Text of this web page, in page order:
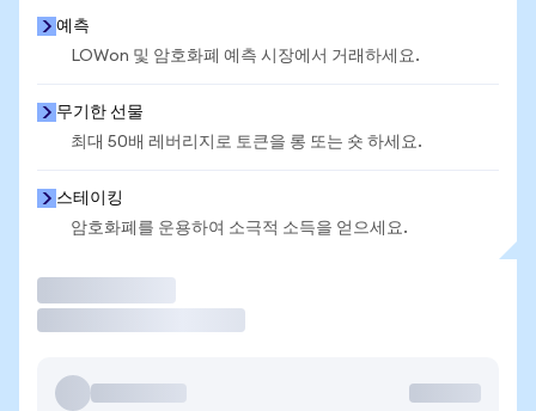
예측
LOWon 및 암호화폐 예측 시장에서 거래하세요.
무기한 선물
최대 50배 레버리지로 토큰을 롱 또는 숏 하세요.
스테이킹
암호화폐를 운용하여 소극적 소득을 얻으세요.